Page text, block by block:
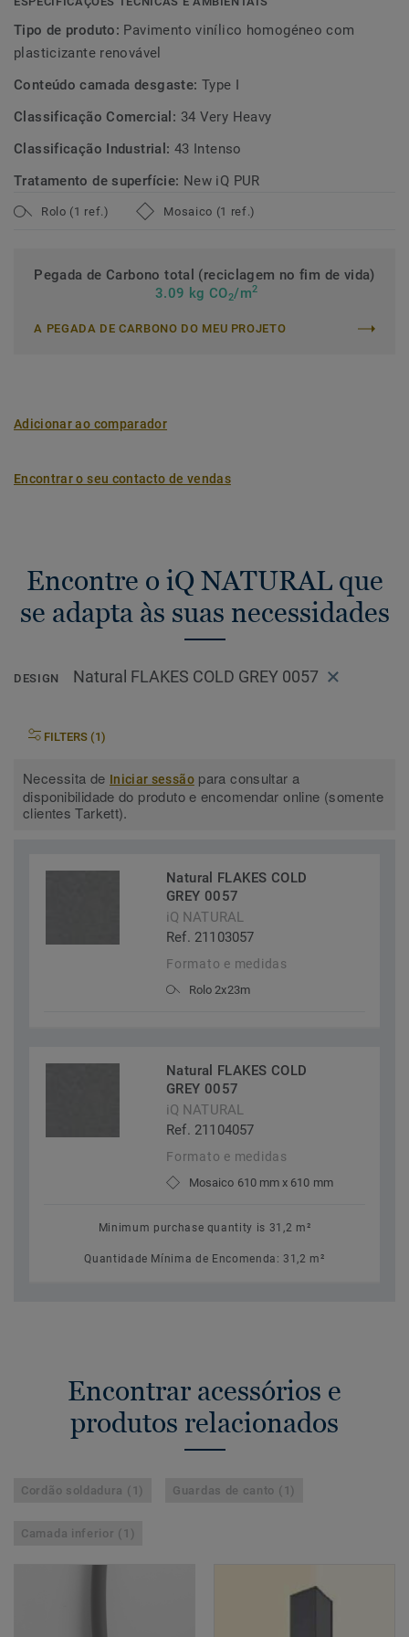
Tipo de produto: Pavimento vinílico homogéneo com
plasticizante renovável
Conteúdo camada desgaste: Type I
Classificação Comercial: 34 Very Heavy
Classificação Industrial: 43 Intenso
Tratamento de superfície: New iQ PUR
Rolo (1 ref.) Mosaico (1 ref.)
Pegada de Carbono total (reciclagem no fim de vida)
3.09 kg CO2/m2
A PEGADA DE CARBONO DO MEU PROJETO
Adicionar ao comparador
Encontrar o seu contacto de vendas
Encontre o iQ NATURAL que
se adapta às suas necessidades
DESIGN Natural FLAKES COLD GREY 0057
FILTERS (1)
Necessita de Iniciar sessãopara consultar a
disponibilidade do produto e encomendar online (somente
clientes Tarkett).
Natural FLAKES COLD
GREY 0057
iQ NATURAL
Ref. 21103057
Formato e medidas
Rolo 2x23m
Natural FLAKES COLD
GREY 0057
iQ NATURAL
Ref. 21104057
Formato e medidas
Mosaico 610 mm x 610 mm
Minimum purchase quantity is 31,2 m²
Quantidade Mínima de Encomenda: 31,2 m²
Encontrar acessórios e
produtos relacionados
Cordão soldadura (1) Guardas de canto (1)
Camada inferior (1)